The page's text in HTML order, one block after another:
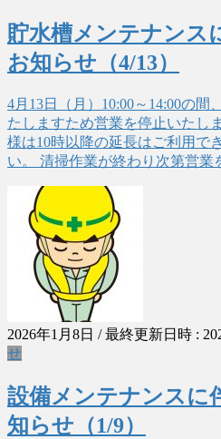
貯水槽メンテナンス
お知らせ（4/13）
4月13日（月）10:00～14:00の間
たしますため営業を停止いたし
様は10時以降の延長はご利用で
い。 清掃作業が終わり次第営
2026年1月8日 / 最終更新日時 :
せ
設備メンテナンスに
知らせ（1/9）